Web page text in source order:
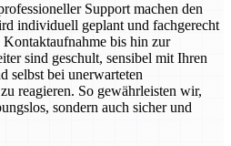
Support machen den
individuell geplant und fachgerecht
bis hin zur
sind geschult, sensibel mit Ihren
selbst bei unerwarteten
reagieren. So gewährleisten wir,
sondern auch sicher und